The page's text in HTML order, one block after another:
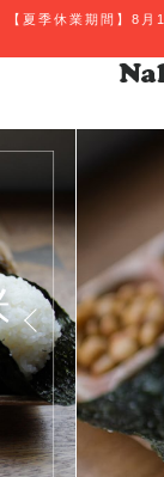
【夏季休業期間】8